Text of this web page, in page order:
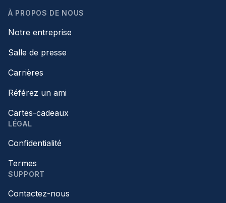
À PROPOS DE NOUS
Notre entreprise
Salle de presse
Carrières
Référez un ami
Cartes-cadeaux
LÉGAL
Confidentialité
Termes
SUPPORT
Contactez-nous